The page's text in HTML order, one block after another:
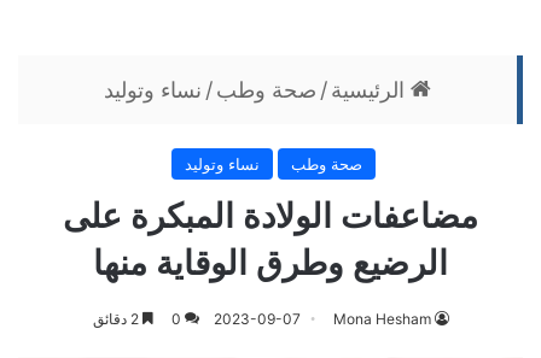
الرئيسية/ صحة وطب/ نساء وتوليد
صحة وطب نساء وتوليد
مضاعفات الولادة المبكرة على
الرضيع وطرق الوقاية منها
Mona Hesham
2023-09-07
0 2 دقائق